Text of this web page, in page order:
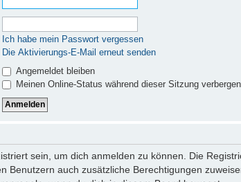
Ich habe mein Passwort vergessen
Die Aktivierungs-E-Mail erneut senden
Angemeldet bleiben
Meinen Online-Status während dieser Sitzung verbergen
sein, um dich anmelden zu können. Die
Benutzern auch zusätzliche Berechtigungen